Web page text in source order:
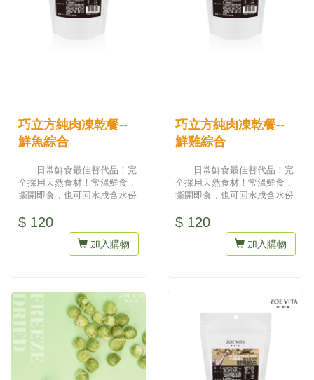
巧立方純肉凍乾餐--
鮮魚綜合
日常鮮食最佳替代品！完
全採用天然食材！常溫鮮食，
撕開即食，也可回水成含水份
$ 120
加入購物
巧立方純肉凍乾餐--
鮮雞綜合
日常鮮食最佳替代品！完
全採用天然食材！常溫鮮食，
撕開即食，也可回水成含水份
$ 120
加入購物